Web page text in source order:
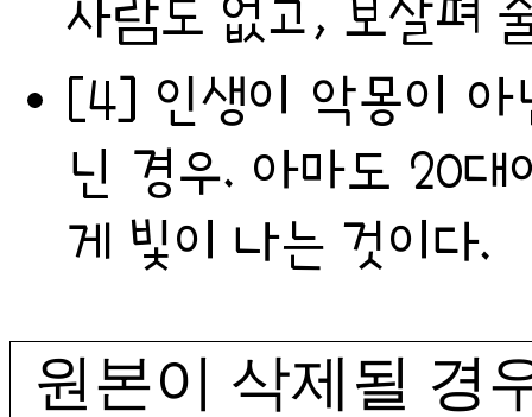
사람도 없고, 보살펴
[4] 인생이 악몽이
닌 경우. 아마도 20
게 빛이 나는 것이다.
원본이 삭제될 경